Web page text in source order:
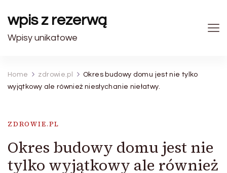
wpis z rezerwą
Wpisy unikatowe
Home zdrowie.pl
Okres budowy domu jest nie tylko
wyjątkowy ale również niesłychanie niełatwy.
ZDROWIE.PL
Okres budowy domu jest nie
tylko wyjątkowy ale również